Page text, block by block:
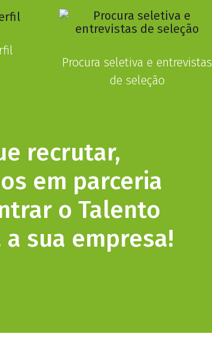
Procura seletiva e entrevistas
de seleção
recrutar,
em parceria
o Talento
sua empresa!